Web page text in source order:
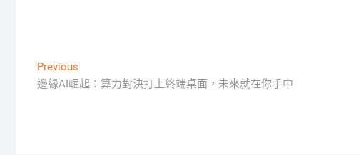
文
章
Previous
post:
邊緣AI崛起：算力對決打上終端桌面，未來就在你手中